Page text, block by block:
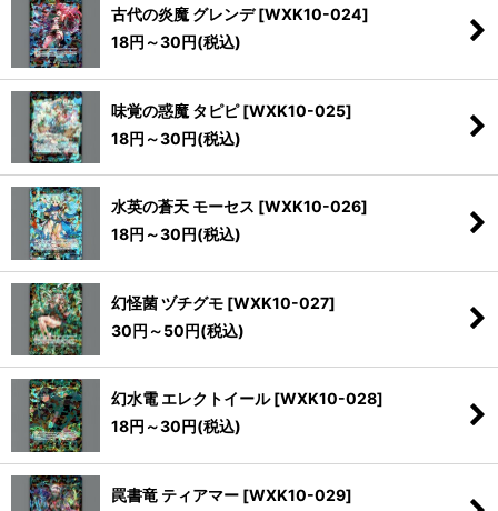
古代の炎魔 グレンデ [WXK10-024]
18円 ～30円(税込)
味覚の惑魔 タピピ [WXK10-025]
18円 ～30円(税込)
水英の蒼天 モーセス [WXK10-026]
18円 ～30円(税込)
幻怪菌 ヅチグモ [WXK10-027]
30円 ～50円(税込)
幻水電 エレクトイール [WXK10-028]
18円 ～30円(税込)
罠書竜 ティアマー [WXK10-029]